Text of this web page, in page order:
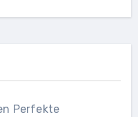
Perfekte